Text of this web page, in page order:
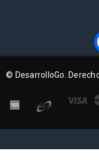
© DesarrolloGo.